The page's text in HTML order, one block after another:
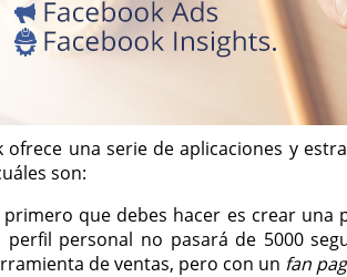
ofrece una serie de aplicaciones y
son:
primero que debes hacer es crear una
perfil personal no pasará de 5000
de ventas, pero con un fan